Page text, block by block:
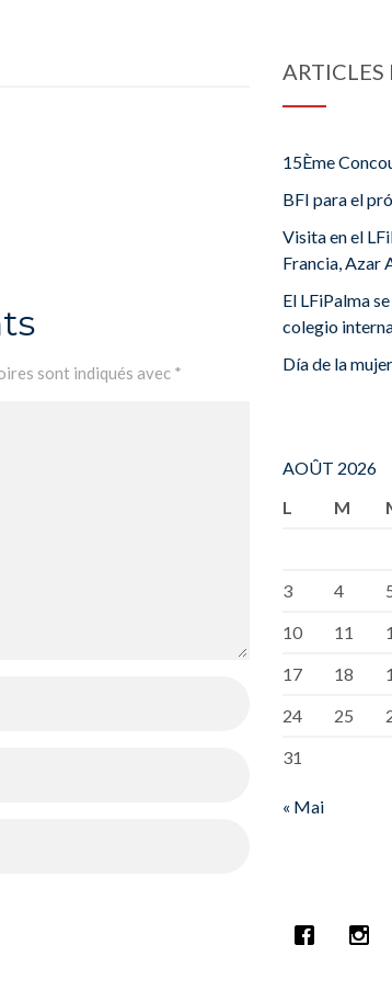
sont indiqués avec *
ARTICLES
15Ème
BFI para el
Visita en el
Francia, Azar
El LFiPalma
colegio
Día de la mujer
AOÛT 2026
L
M
3
4
10
11
17
18
24
25
31
« Mai